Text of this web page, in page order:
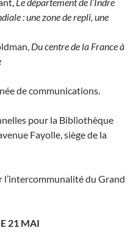
: une zone de repli, une
Du centre de la France à
de communications.
pour la Bibliothèque
Fayolle, siège de la
l’intercommunalité du Grand
21 MAI